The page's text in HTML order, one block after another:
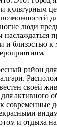
культурным
люди
наслаждаться
и близостью к
район
своей
активного
современные
и отдыха